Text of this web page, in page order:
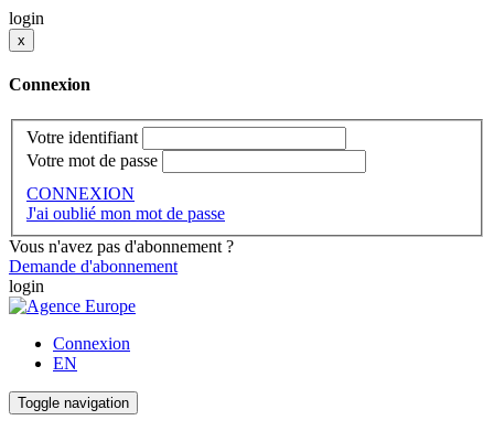
login
x
Connexion
Votre identifiant
Votre mot de passe
CONNEXION
J'ai oublié mon mot de passe
Vous n'avez pas d'abonnement ?
Demande d'abonnement
login
Connexion
EN
Toggle navigation